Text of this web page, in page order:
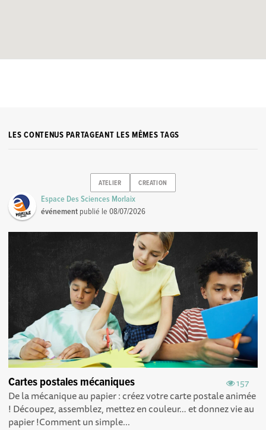
LES CONTENUS PARTAGEANT LES MÊMES TAGS
ATELIER CREATION
Espace Des Sciences Morlaix
événement publié le08/07/2026
157
Cartes postales mécaniques
De la mécanique au papier : créez votre carte postale animée
! Découpez, assemblez, mettez en couleur… et donnez vie au
papier !Comment un simple...